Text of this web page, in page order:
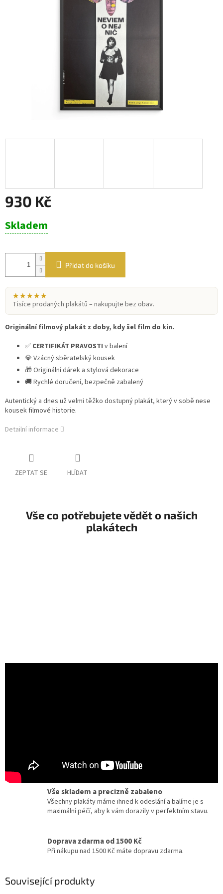
930 Kč
cena:
Skladem
Přidat do košíku
★★★★★
Tisíce prodaných plakátů – nakupujte bez obav.
Originální filmový plakát z doby, kdy šel film do kin.
✅ CERTIFIKÁT PRAVOSTI v balení
💎 Vzácný sběratelský kousek
🎁 Originální dárek a stylová dekorace
🚚 Rychlé doručení, bezpečně zabalený
Autentický a dnes už velmi těžko dostupný plakát, který v sobě nese
kousek filmové historie.
Detailní informace
ZEPTAT SE HLÍDAT
Vše co potřebujete vědět o našich
plakátech
kinematografie a designu.
Vše skladem a precizně zabaleno
Všechny plakáty máme ihned k odeslání a balíme je s
maximální péčí, aby k vám dorazily v perfektním stavu.
Doprava zdarma od 1500 Kč
Při nákupu nad 1500 Kč máte dopravu zdarma.
Související produkty